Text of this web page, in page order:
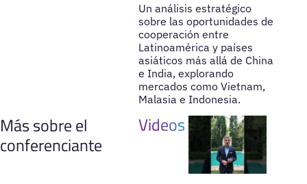
Un análisis estratégico
sobre las oportunidades de
cooperación entre
Latinoamérica y países
asiáticos más allá de China
e India, explorando
mercados como Vietnam,
Malasia e Indonesia.
Más sobre el
conferenciante
Videos